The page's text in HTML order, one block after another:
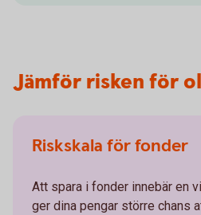
Jämför risken för
Riskskala för fonder
Att spara i fonder innebär en
ger dina pengar större chans